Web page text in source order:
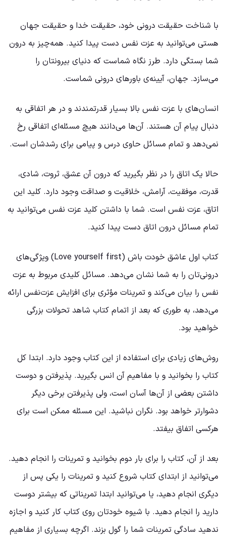
با شناخت حقیقت درونی خود، حقیقت خدا و حقیقت جهان
هستی می‌توانید به عزت نفس دست پیدا کنید. همه‌چیز به درون
شما بستگی دارد. طرز نگاه شماست که دنیای بیرونتان را
می‌سازد. جهان، آیینه‌ی باورهای درونی شماست.
انسان‌های با عزت نفس بالا بسیار قدرتمندند و در هر اتفاقی به
دنبال پیام آن هستند. آن‌ها می‌دانند هیچ مسئله‌ای اتفاقی رخ
نمی‌دهد و تمام مسائل حاوی درس و پیامی برای رشدشان است.
حالا یک اتاق را در نظر بگیرید که درون آن عشق، ثروت، شادی،
قدرت، موفقیت، آرامش، خلاقیت و صداقت وجود دارد. کلید این
اتاق، عزت نفس است. شما با داشتن کلید عزت نفس می‌توانید به
تمام مسائل درون اتاق دست پیدا کنید.
کتاب اول عاشق خودت باش (Love yourself first) ویژگی‌های
درونی‌تان را به شما نشان می‌دهد. مسائل کلیدی مربوط به عزت
نفس را بیان می‌کند و تمرینات مؤثری برای افزایش عزت‌نفس ارائه
می‌دهد، به طوری که بعد از اتمام کتاب شاهد تحولات بزرگی
خواهید بود.
روش‌های زیادی برای استفاده از این کتاب وجود دارد. ابتدا کل
کتاب را بخوانید و با مفاهیم آن انس بگیرید. پذیرفتن و دوست
داشتن بعضی از آن‌ها آسان است، ولی پذیرفتن برخی دیگر
دشوارتر خواهد بود. نگران نباشید. این مسئله ممکن است برای
هرکسی اتفاق بیفتد.
بعد از آن، کتاب را برای بار دوم بخوانید و تمرینات را انجام دهید.
می‌توانید از ابتدای کتاب شروع کنید و تمرینات را یکی پس از
دیگری انجام دهید، یا می‌توانید ابتدا تمریناتی که بیشتر دوست
دارید را انجام دهید. با شیوه خودتان روی کتاب کار کنید و اجازه
ندهید سادگی تمرینات شما را گول بزند. اگرچه بسیاری از مفاهیم